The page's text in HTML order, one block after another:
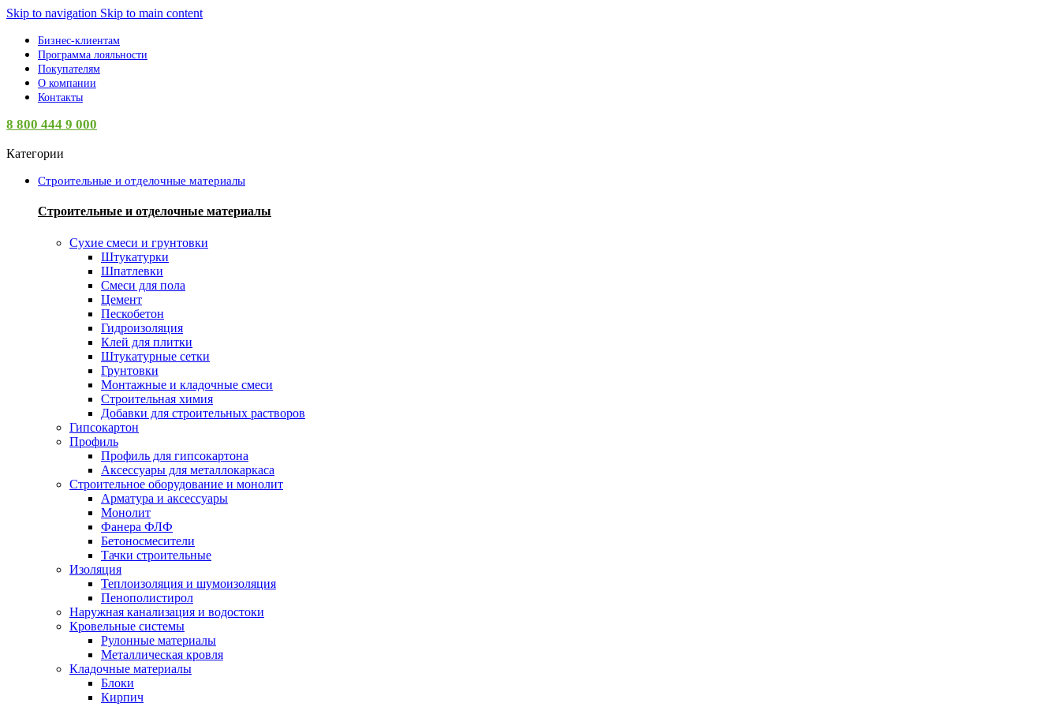
Skip to navigation Skip to main content
Бизнес-клиентам
Программа лояльности
Покупателям
О компании
Контакты
8 800 444 9 000
Категории
Строительные и отделочные материалы
Строительные и отделочные материалы
Сухие смеси и грунтовки
Штукатурки
Шпатлевки
Смеси для пола
Цемент
Пескобетон
Гидроизоляция
Клей для плитки
Штукатурные сетки
Грунтовки
Монтажные и кладочные смеси
Строительная химия
Добавки для строительных растворов
Гипсокартон
Профиль
Профиль для гипсокартона
Аксессуары для металлокаркаса
Строительное оборудование и монолит
Арматура и аксессуары
Монолит
Фанера ФЛФ
Бетоносмесители
Тачки строительные
Изоляция
Теплоизоляция и шумоизоляция
Пенополистирол
Наружная канализация и водостоки
Кровельные системы
Рулонные материалы
Металлическая кровля
Кладочные материалы
Блоки
Кирпич